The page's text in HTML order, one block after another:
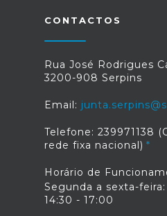
CONTACTOS
Rua José Rodrigues
3200-908 Serpins
Email:
Telefone: 239971138
rede fixa nacional)
Horário de
Segunda a sexta-
14:30 - 17:00